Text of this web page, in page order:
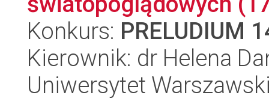
Konkurs: PRELUDIUM
Kierownik: dr Helena
Uniwersytet